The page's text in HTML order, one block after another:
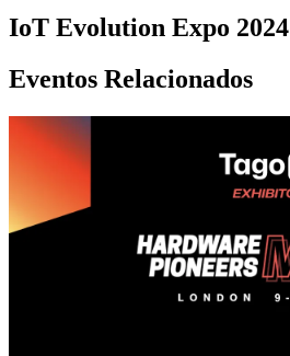
IoT Evolution Expo 2024
Eventos Relacionados